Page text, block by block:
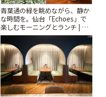
青葉通の緑を眺めながら、静か
な時間を。仙台「Echoes」で
楽しむモーニングとランチ | こ
とりっぷ